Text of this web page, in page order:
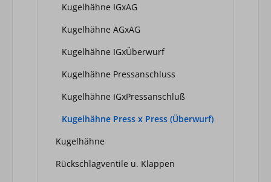
Kugelhähne IGxAG
Kugelhähne AGxAG
Kugelhähne IGxÜberwurf
Kugelhähne Pressanschluss
Kugelhähne IGxPressanschluß
Kugelhähne Press x Press (Überwurf)
Kugelhähne
Rückschlagventile u. Klappen